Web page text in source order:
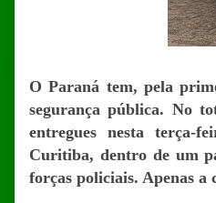
O Paraná tem, pela
segurança pública. No
entregues nesta terça-
Curitiba, dentro de um
forças policiais. Apenas a